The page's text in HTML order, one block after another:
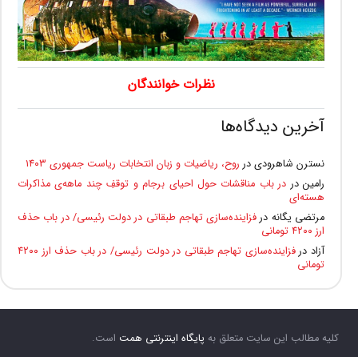
نظرات خوانندگان
آخرین دیدگاه‌ها
نسترن شاهرودی در روح، ریاضیات و زبان انتخابات ریاست جمهوری ۱۴۰۳
رامیندر در باب مناقشات حول احیای برجام و توقفِ چند ماهه‌ی مذاکرات
هسته‌ای
مرتضی یگانه درفزاینده‌سازی تهاجم طبقاتی در دولت رئیسی/ در باب حذف
ارز ۴۲۰۰ تومانی
آزاددر
فزاینده‌سازی تهاجم طبقاتی در دولت رئیسی/ در باب حذف ارز ۴۲۰۰
تومانی
کلیه مطالب این سایت متعلق به پایگاه اینترنتی همت است.